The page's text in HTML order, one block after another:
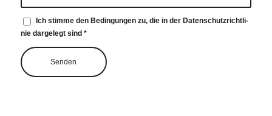
Ich stim­me den Bedin­gun­gen zu, die in der Daten­schutz­richt­li­
nie dar­ge­legt sind *